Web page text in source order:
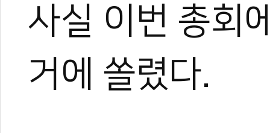
사실 이번 총회
거에 쏠렸다.